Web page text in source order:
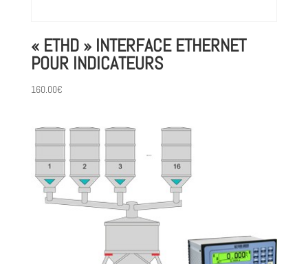
« ETHD » INTERFACE ETHERNET
POUR INDICATEURS
160.00€